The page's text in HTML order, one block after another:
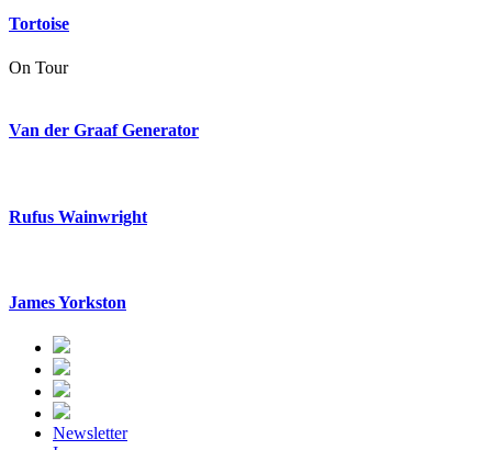
Tortoise
On Tour
Van der Graaf Generator
Rufus Wainwright
James Yorkston
Newsletter